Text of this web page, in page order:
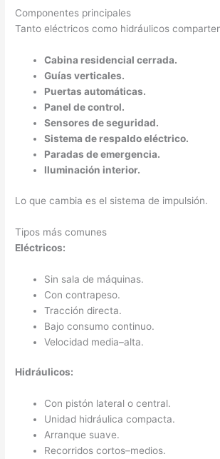
Componentes principales
Tanto eléctricos como hidráulicos
Cabina residencial cerrada.
Guías verticales.
Puertas automáticas.
Panel de control.
Sensores de seguridad.
Sistema de respaldo eléctrico.
Paradas de emergencia.
Iluminación interior.
Lo que cambia es el sistema de impulsión.
Tipos más comunes
Eléctricos:
Sin sala de máquinas.
Con contrapeso.
Tracción directa.
Bajo consumo continuo.
Velocidad media–alta.
Hidráulicos:
Con pistón lateral o central.
Unidad hidráulica compacta.
Arranque suave.
Recorridos cortos–medios.